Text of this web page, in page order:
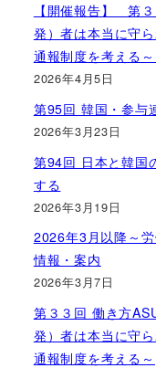
【開催報告】 第
発）者は本当に守
通報制度を考える～
2026年4月5日
第95回 韓国・参与
2026年3月23日
第94回 日本と韓国
する
2026年3月19日
2026年3月以降～
情報・案内
2026年3月7日
第３３回 働き方
発）者は本当に守
通報制度を考える～